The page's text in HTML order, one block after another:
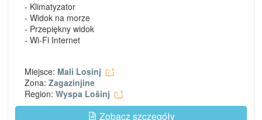
- Klimatyzator
- Widok na morze
- Przepiękny widok
- Wi-Fi Internet
Miejsce: Mali Losinj
Zona: Zagazinjine
Region: Wyspa Lošinj
Zobacz szczegóły